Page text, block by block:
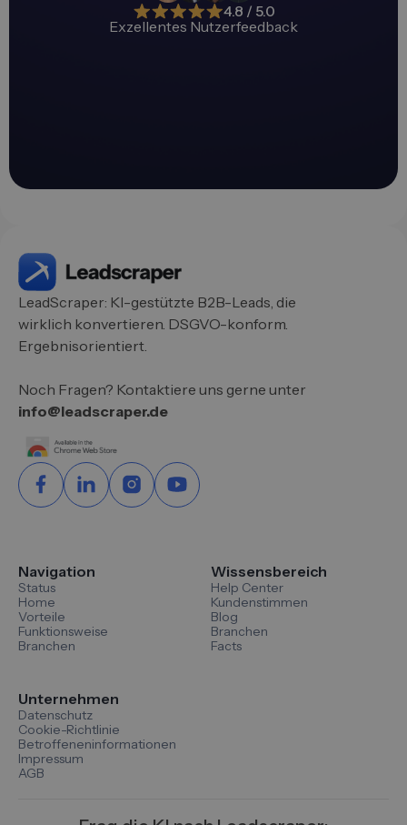
4.8 / 5.0
Exzellentes Nutzerfeedback
LeadScraper: KI-gestützte B2B-Leads, die
wirklich konvertieren. DSGVO-konform.
Ergebnisorientiert.
Noch Fragen? Kontaktiere uns gerne unter
info@leadscraper.de
Navigation
Status
Home
Vorteile
Funktionsweise
Branchen
Wissensbereich
Help Center
Kundenstimmen
Blog
Branchen
Facts
Unternehmen
Datenschutz
Cookie-Richtlinie
Betroffeneninformationen
Impressum
AGB